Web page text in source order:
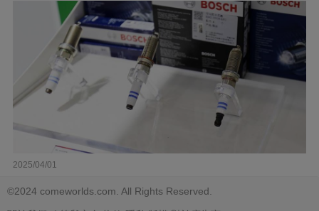
2025/04/01
©2024 comeworlds.com. All Rights Reserved.